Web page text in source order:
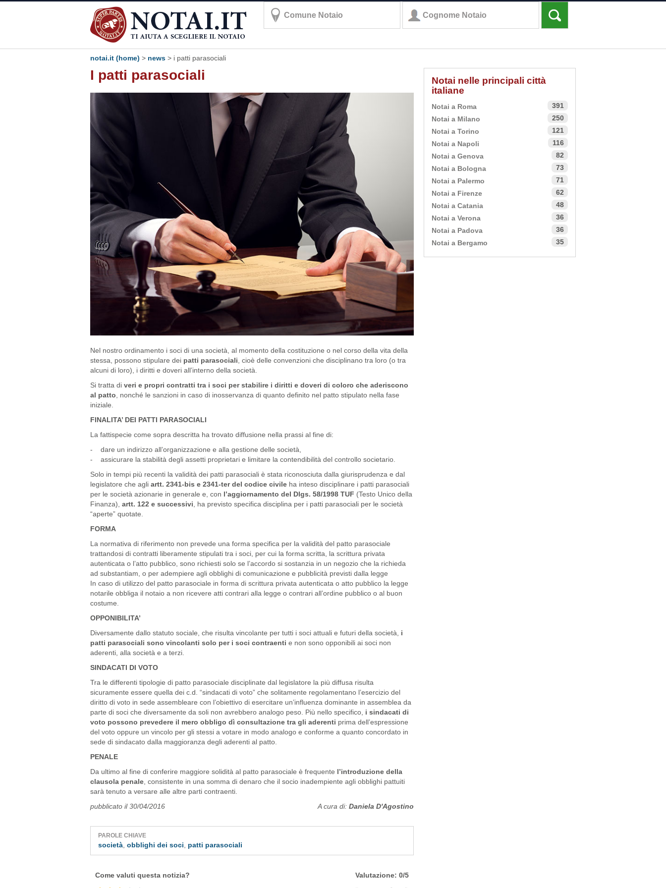
notai.it (home) > news > i patti parasociali
I patti parasociali
Nel nostro ordinamento i soci di una società, al momento della costituzione o nel corso della vita della
stessa, possono stipulare dei patti parasociali , cioè delle convenzioni che disciplinano tra loro (o tra
alcuni di loro), i diritti e doveri all’interno della società.
Si tratta di veri e propri contratti tra i soci per stabilire i diritti e doveri di coloro che aderiscono
al patto , nonché le sanzioni in caso di inosservanza di quanto definito nel patto stipulato nella fase
iniziale.
FINALITA’ DEI PATTI PARASOCIALI
La fattispecie come sopra descritta ha trovato diffusione nella prassi al fine di:
- dare un indirizzo all’organizzazione e alla gestione delle società,
- assicurare la stabilità degli assetti proprietari e limitare la contendibilità del controllo societario.
Solo in tempi più recenti la validità dei patti parasociali è stata riconosciuta dalla giurisprudenza e dal
legislatore che agli artt. 2341-bis e 2341-ter del codice civile ha inteso disciplinare i patti parasociali
per le società azionarie in generale e, con l’aggiornamento del Dlgs. 58/1998 TUF (Testo Unico della
Finanza), artt. 122 e successivi , ha previsto specifica disciplina per i patti parasociali per le società
“aperte” quotate.
FORMA
La normativa di riferimento non prevede una forma specifica per la validità del patto parasociale
trattandosi di contratti liberamente stipulati tra i soci, per cui la forma scritta, la scrittura privata
autenticata o l’atto pubblico, sono richiesti solo se l’accordo si sostanzia in un negozio che la richieda
ad substantiam, o per adempiere agli obblighi di comunicazione e pubblicità previsti dalla legge
In caso di utilizzo del patto parasociale in forma di scrittura privata autenticata o atto pubblico la legge
notarile obbliga il notaio a non ricevere atti contrari alla legge o contrari all’ordine pubblico o al buon
costume.
OPPONIBILITA’
Diversamente dallo statuto sociale, che risulta vincolante per tutti i soci attuali e futuri della società, i
patti parasociali sono vincolanti solo per i soci contraenti e non sono opponibili ai soci non
aderenti, alla società e a terzi.
SINDACATI DI VOTO
Tra le differenti tipologie di patto parasociale disciplinate dal legislatore la più diffusa risulta
sicuramente essere quella dei c.d. “sindacati di voto” che solitamente regolamentano l’esercizio del
diritto di voto in sede assembleare con l’obiettivo di esercitare un’influenza dominante in assemblea da
parte di soci che diversamente da soli non avrebbero analogo peso. Più nello specifico, i sindacati di
voto possono prevedere il mero obbligo dì consultazione tra gli aderenti prima dell’espressione
del voto oppure un vincolo per gli stessi a votare in modo analogo e conforme a quanto concordato in
sede di sindacato dalla maggioranza degli aderenti al patto.
PENALE
Da ultimo al fine di conferire maggiore solidità al patto parasociale è frequente l’introduzione della
clausola penale , consistente in una somma di denaro che il socio inadempiente agli obblighi pattuiti
sarà tenuto a versare alle altre parti contraenti.
pubblicato il 30/04/2016
A cura di:Daniela D'Agostino
PAROLE CHIAVE
società obblighi dei soci patti parasociali
Come valuti questa notizia?
Valutazione: 0/5
Notai nelle principali città
italiane
Notai a Roma
391
Notai a Milano
250
Notai a Torino
121
Notai a Napoli
116
Notai a Genova
82
Notai a Bologna
73
Notai a Palermo
71
Notai a Firenze
62
Notai a Catania
48
Notai a Verona
36
Notai a Padova
36
Notai a Bergamo
35